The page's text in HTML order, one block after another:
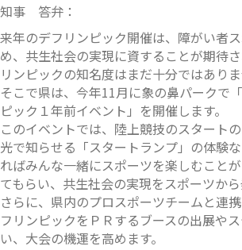
知事 答弁：
来年のデフリンピック開催は、障がい者
め、共生社会の実現に資することが期待
リンピックの知名度はまだ十分ではありま
そこで県は、今年11月に象の鼻パークで
ピック１年前イベント」を開催します。
このイベントでは、陸上競技のスタート
光で知らせる「スタートランプ」の体験
ればみんな一緒にスポーツを楽しむこと
てもらい、共生社会の実現をスポーツから
さらに、県内のプロスポーツチームと連
フリンピックをＰＲするブースの出展や
い、大会の機運を高めます。